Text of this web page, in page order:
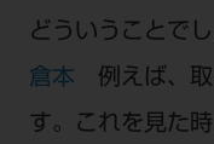
どういうことで
倉本 例えば、取
す。これを見た